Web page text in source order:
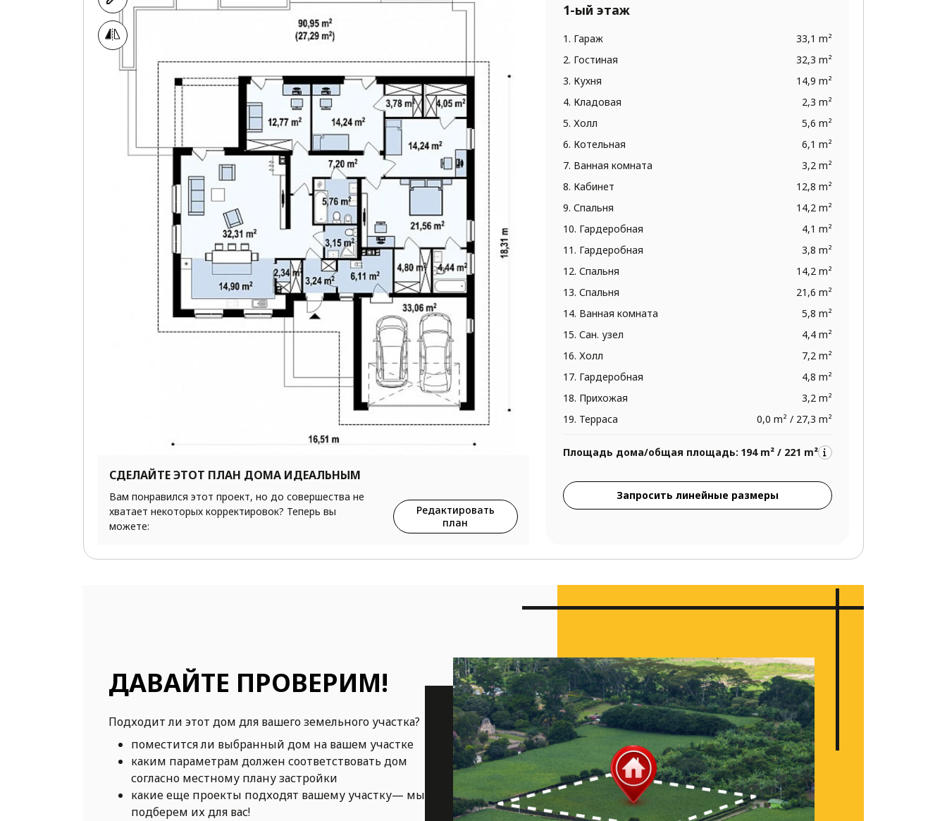
СДЕЛАЙТЕ ЭТОТ ПЛАН ДОМА ИДЕАЛЬНЫМ
Вам понравился этот проект, но до совершества не
хватает некоторых корректировок? Теперь вы
можете:
Редактировать
план
1-ый этаж
1. Гараж
33,1 m²
2. Гостиная
32,3 m²
3. Кухня
14,9 m²
4. Кладовая
2,3 m²
5. Холл
5,6 m²
6. Котельная
6,1 m²
7. Ванная комната
3,2 m²
8. Кабинет
12,8 m²
9. Спальня
14,2 m²
10. Гардеробная
4,1 m²
11. Гардеробная
3,8 m²
12. Спальня
14,2 m²
13. Спальня
21,6 m²
14. Ванная комната
5,8 m²
15. Сан. узел
4,4 m²
16. Холл
7,2 m²
17. Гардеробная
4,8 m²
18. Прихожая
3,2 m²
19. Терраса
0,0 m² / 27,3 m²
Площадь дома/общая площадь: 194 m² / 221 m²
Запросить линейные размеры
ДАВАЙТЕ ПРОВЕРИМ!
Подходит ли этот дом для вашего земельного участка?
поместится ли выбранный дом на вашем участке
каким параметрам должен соответствовать дом
согласно местному плану застройки
какие еще проекты подходят вашему участку— мы
подберем их для вас!